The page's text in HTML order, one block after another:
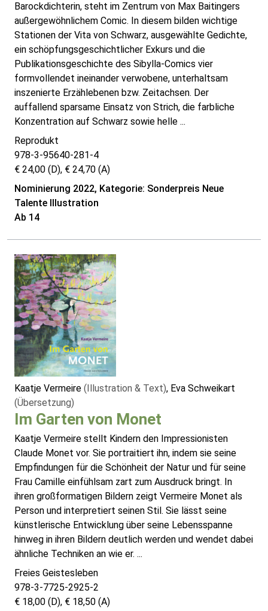
Barockdichterin, steht im Zentrum von Max Baitingers
außergewöhnlichem Comic. In diesem bilden wichtige
Stationen der Vita von Schwarz, ausgewählte Gedichte,
ein schöpfungsgeschichtlicher Exkurs und die
Publikationsgeschichte des Sibylla-Comics vier
formvollendet ineinander verwobene, unterhaltsam
inszenierte Erzählebenen bzw. Zeitachsen. Der
auffallend sparsame Einsatz von Strich, die farbliche
Konzentration auf Schwarz sowie helle ...
Reprodukt
978-3-95640-281-4
€ 24,00 (D), € 24,70 (A)
Nominierung 2022, Kategorie: Sonderpreis Neue
Talente Illustration
Ab 14
Kaatje Vermeire (Illustration & Text), Eva Schweikart
(Übersetzung)
Im Garten von Monet
Kaatje Vermeire stellt Kindern den Impressionisten
Claude Monet vor. Sie portraitiert ihn, indem sie seine
Empfindungen für die Schönheit der Natur und für seine
Frau Camille einfühlsam zart zum Ausdruck bringt. In
ihren großformatigen Bildern zeigt Vermeire Monet als
Person und interpretiert seinen Stil. Sie lässt seine
künstlerische Entwicklung über seine Lebensspanne
hinweg in ihren Bildern deutlich werden und wendet dabei
ähnliche Techniken an wie er. ...
Freies Geistesleben
978-3-7725-2925-2
€ 18,00 (D), € 18,50 (A)